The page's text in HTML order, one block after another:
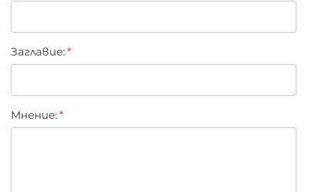
Заглавиe:
Мнение: